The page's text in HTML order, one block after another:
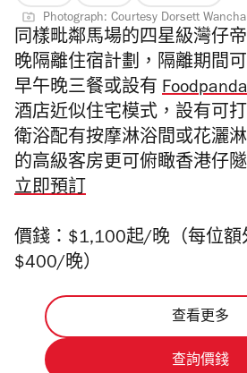
Photograph: Courtesy Dorsett Wanchai
同樣毗鄰馬場的四星級灣仔
晚隔離住宿計劃，隔離期間
早午晚三餐或設有
酒店近似住宅模式，設有可
衛浴配有按摩淋浴間或花灑淋
的高級客房更可俯瞰香港仔
立即預訂
價錢：$1,100起/晚（每位額
$400/晚）
查看更多
查詢價錢